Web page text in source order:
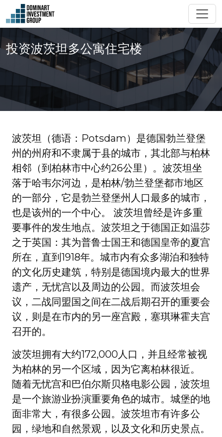
投资波茨坦多公寓住宅楼
波茨坦（德语：Potsdam）是德国勃兰登堡
州的州府和不隶属于县的城市，其北部与柏林
相邻（到柏林市中心约26公里）。波茨坦坐
落于哈韦尔河边，是柏林/勃兰登堡都市地区
的一部分，它是勃兰登堡州人口最多的城市，
也是该州的一个中心。 波茨坦曾经是许多重
要事件的发生地点。波茨坦之于德国正如温莎
之于英国：其为普鲁士国王和德国皇帝的夏宫
所在，直到1918年。城市内有众多湖泊和独特
的文化历史建筑，特别是德国境内最大的世界
遗产，无忧宫以及周边的公园。而波茨坦会
议，二战同盟国之间在二战后期召开的重要会
议，则是在市内的另一座宫殿，塞琪琳霍夫宫
召开的。
波茨坦拥有大约172,000人口，并且经常被视
为柏林的另一个区域，因为它离柏林很近。
随着无忧宫和巴伯尔斯贝格电影公园，波茨坦
是一个旅游业扮演重要角色的城市。城堡的地
面非常大，有很多公园。波茨坦市有许多公
园，绿地和自然景观，以及文化和历史景点。